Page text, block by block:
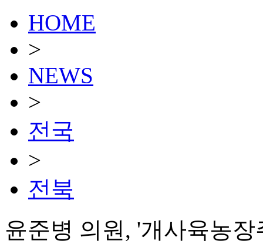
HOME
>
NEWS
>
전국
>
전북
윤준병 의원, '개사육농